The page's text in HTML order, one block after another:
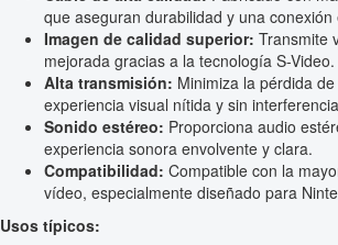
que aseguran durabilidad y una conexión
Imagen de calidad superior: Transmite
mejorada gracias a la tecnología S-Video.
Alta transmisión: Minimiza la pérdida
experiencia visual nítida y sin
Sonido estéreo: Proporciona audio
experiencia sonora envolvente y clara.
Compatibilidad: Compatible con la
vídeo, especialmente diseñado para
Usos típicos: